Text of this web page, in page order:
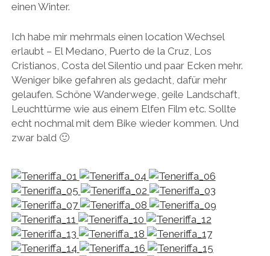
einen Winter.
Ich habe mir mehrmals einen location Wechsel
erlaubt – El Medano, Puerto de la Cruz, Los
Cristianos, Costa del Silentio und paar Ecken mehr.
Weniger bike gefahren als gedacht, dafür mehr
gelaufen. Schöne Wanderwege, geile Landschaft,
Leuchttürme wie aus einem Elfen Film etc. Sollte
echt nochmal mit dem Bike wieder kommen. Und
zwar bald 🙂